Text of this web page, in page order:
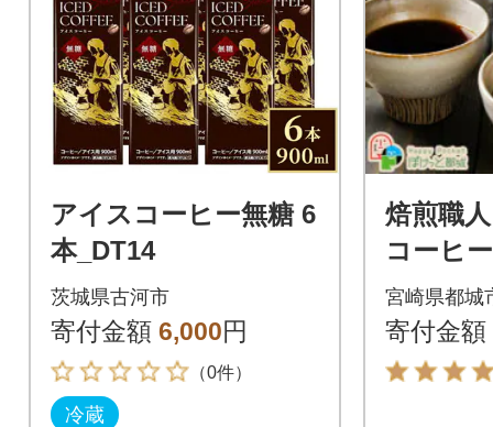
アイスコーヒー無糖 6
本_DT14
茨城県古河市
寄付金額 6,000円
（0件）
冷蔵
焙煎職
コーヒ
※中深
宮崎県都城
寄付金額